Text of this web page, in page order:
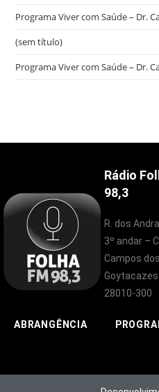
Programa Viver com Saúde – Dr.
(sem título)
Programa Viver com Saúde – Dr.
Rádio
98,3
R. dos
3º andar –
Campos dos
Goytacazes
28010-300
ABRANGÊNCIA